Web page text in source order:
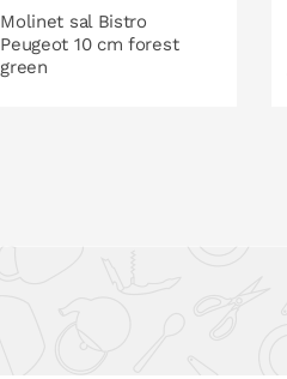
Molinet sal Bistro
Peugeot 10 cm forest
green